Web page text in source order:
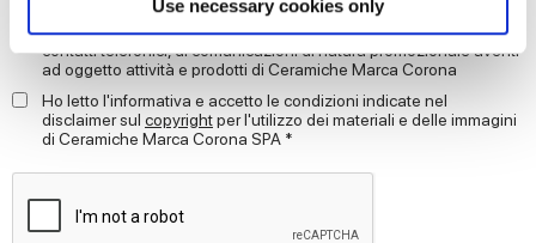
and set your preferences in thedetails section.
provide social media features and to analyse our traffic.
We also share information about your use of our site with
our social media, advertising and analytics partners who
may combine it with other information that you’ve
provided to them or that they’ve collected from your use
Use necessary cookies only
marketing di cui al punto D) dell’ informativa, ai fini dell’invio,
anche mediante modalità automatizzate (sms, mms, fax, e-mail) e
contatti telefonici, di comunicazioni di natura promozionale aventi
ad oggetto attività e prodotti di Ceramiche Marca Corona
Ho letto l'informativa e accetto le condizioni indicate nel
disclaimer sul copyrightper l'utilizzo dei materiali e delle immagini
di Ceramiche Marca Corona SPA *